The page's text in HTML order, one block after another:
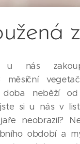
u nás
měsíční
doba neběží
si u nás v
neobrazil?
období a